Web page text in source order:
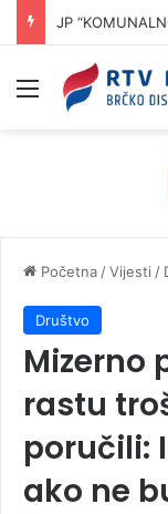
Izbornik
Početna /Vijesti /
Društvo
Mizerno
rastu
poručili:
ako ne